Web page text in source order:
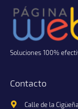
Soluciones 100%
Contacto
Calle de la